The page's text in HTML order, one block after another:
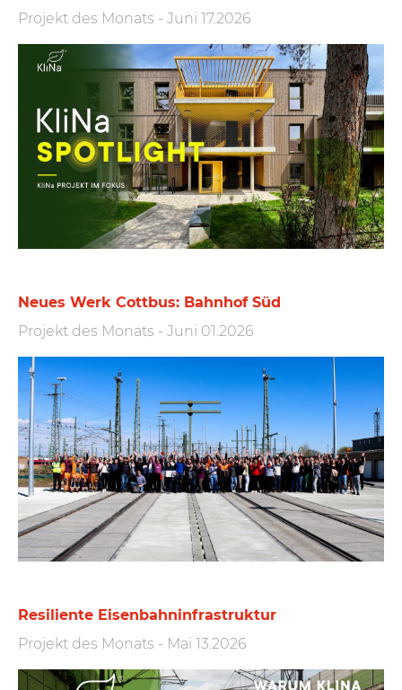
Projekt des Monats - Juni 17.2026
Neues Werk Cottbus: Bahnhof Süd
Projekt des Monats - Juni 01.2026
Resiliente Eisen­bahn­infra­struktur
Projekt des Monats - Mai 13.2026